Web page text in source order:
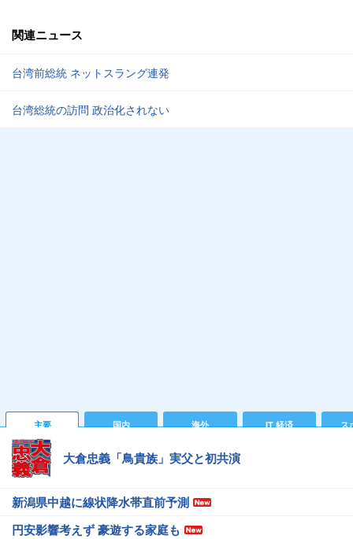
関連ニュース
台湾前総統 ネットスラング連発
台湾総統の訪問 政治化されない
主要 国内 海外 IT 経済 ス
大倉忠義「鳥貴族」実父と初共演
新潟県中越に線状降水帯直前予測
円安影響考えず 豪遊する家庭も